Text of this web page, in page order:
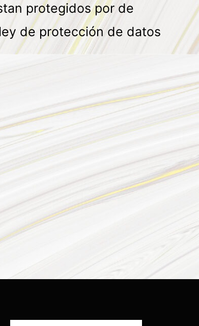
protegidos por de
de protección de datos